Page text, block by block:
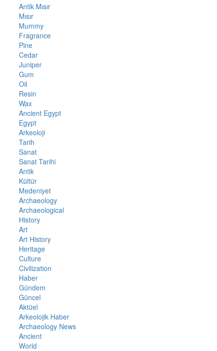
Antik Mısır
Mısır
Mummy
Fragrance
Pine
Cedar
Juniper
Gum
Oil
Resin
Wax
Ancient Egypt
Egypt
Arkeoloji
Tarih
Sanat
Sanat Tarihi
Antik
Kültür
Medeniyet
Archaeology
Archaeological
History
Art
Art History
Heritage
Culture
Civilization
Haber
Gündem
Güncel
Aktüel
Arkeolojik Haber
Archaeology News
Ancient
World